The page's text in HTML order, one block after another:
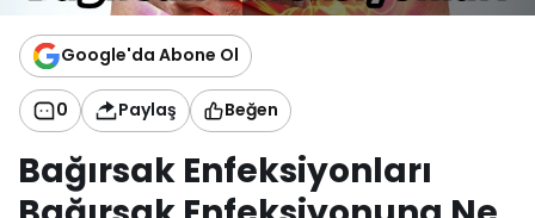
Google'da Abone Ol
0 Paylaş Beğen
Bağırsak Enfeksiyonları